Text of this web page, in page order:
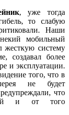
, уже тогда
то слабую
Наши
мобильный
жесткую систему
создавал более
и эксплуатации.
того, что в
не будет
что
и от того